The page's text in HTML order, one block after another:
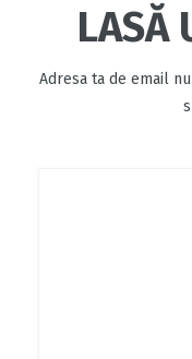
LASĂ
Adresa ta de email